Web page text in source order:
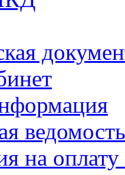
ведомость
на